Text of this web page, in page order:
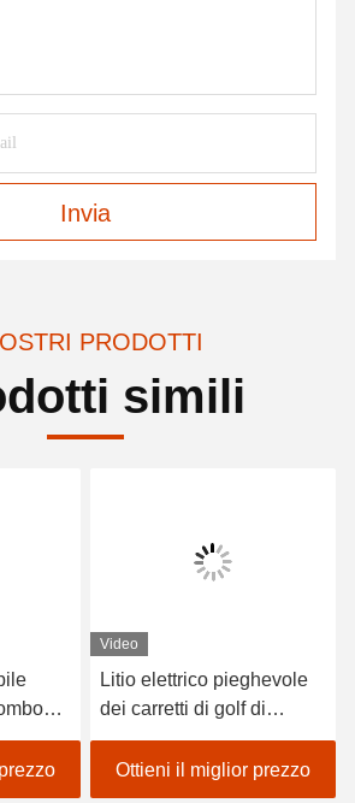
Invia
PRODOTTI
simili
Video
Litio elettrico pieghevole
dei carretti di golf di
EXCAR Seat 48V a pile
Ottieni il miglior prezzo